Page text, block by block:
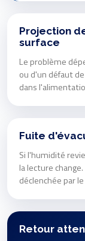
Projection
surface
Le problème
ou d'un défaut
dans
Fuite
Si l'humidité
la lecture
déclenchée par
Retour